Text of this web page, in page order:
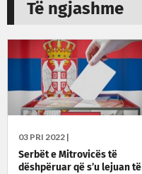
Të ngjashme
03 PRI 2022 |
Serbët e Mitrovicës të
dëshpëruar që s’u lejuan të